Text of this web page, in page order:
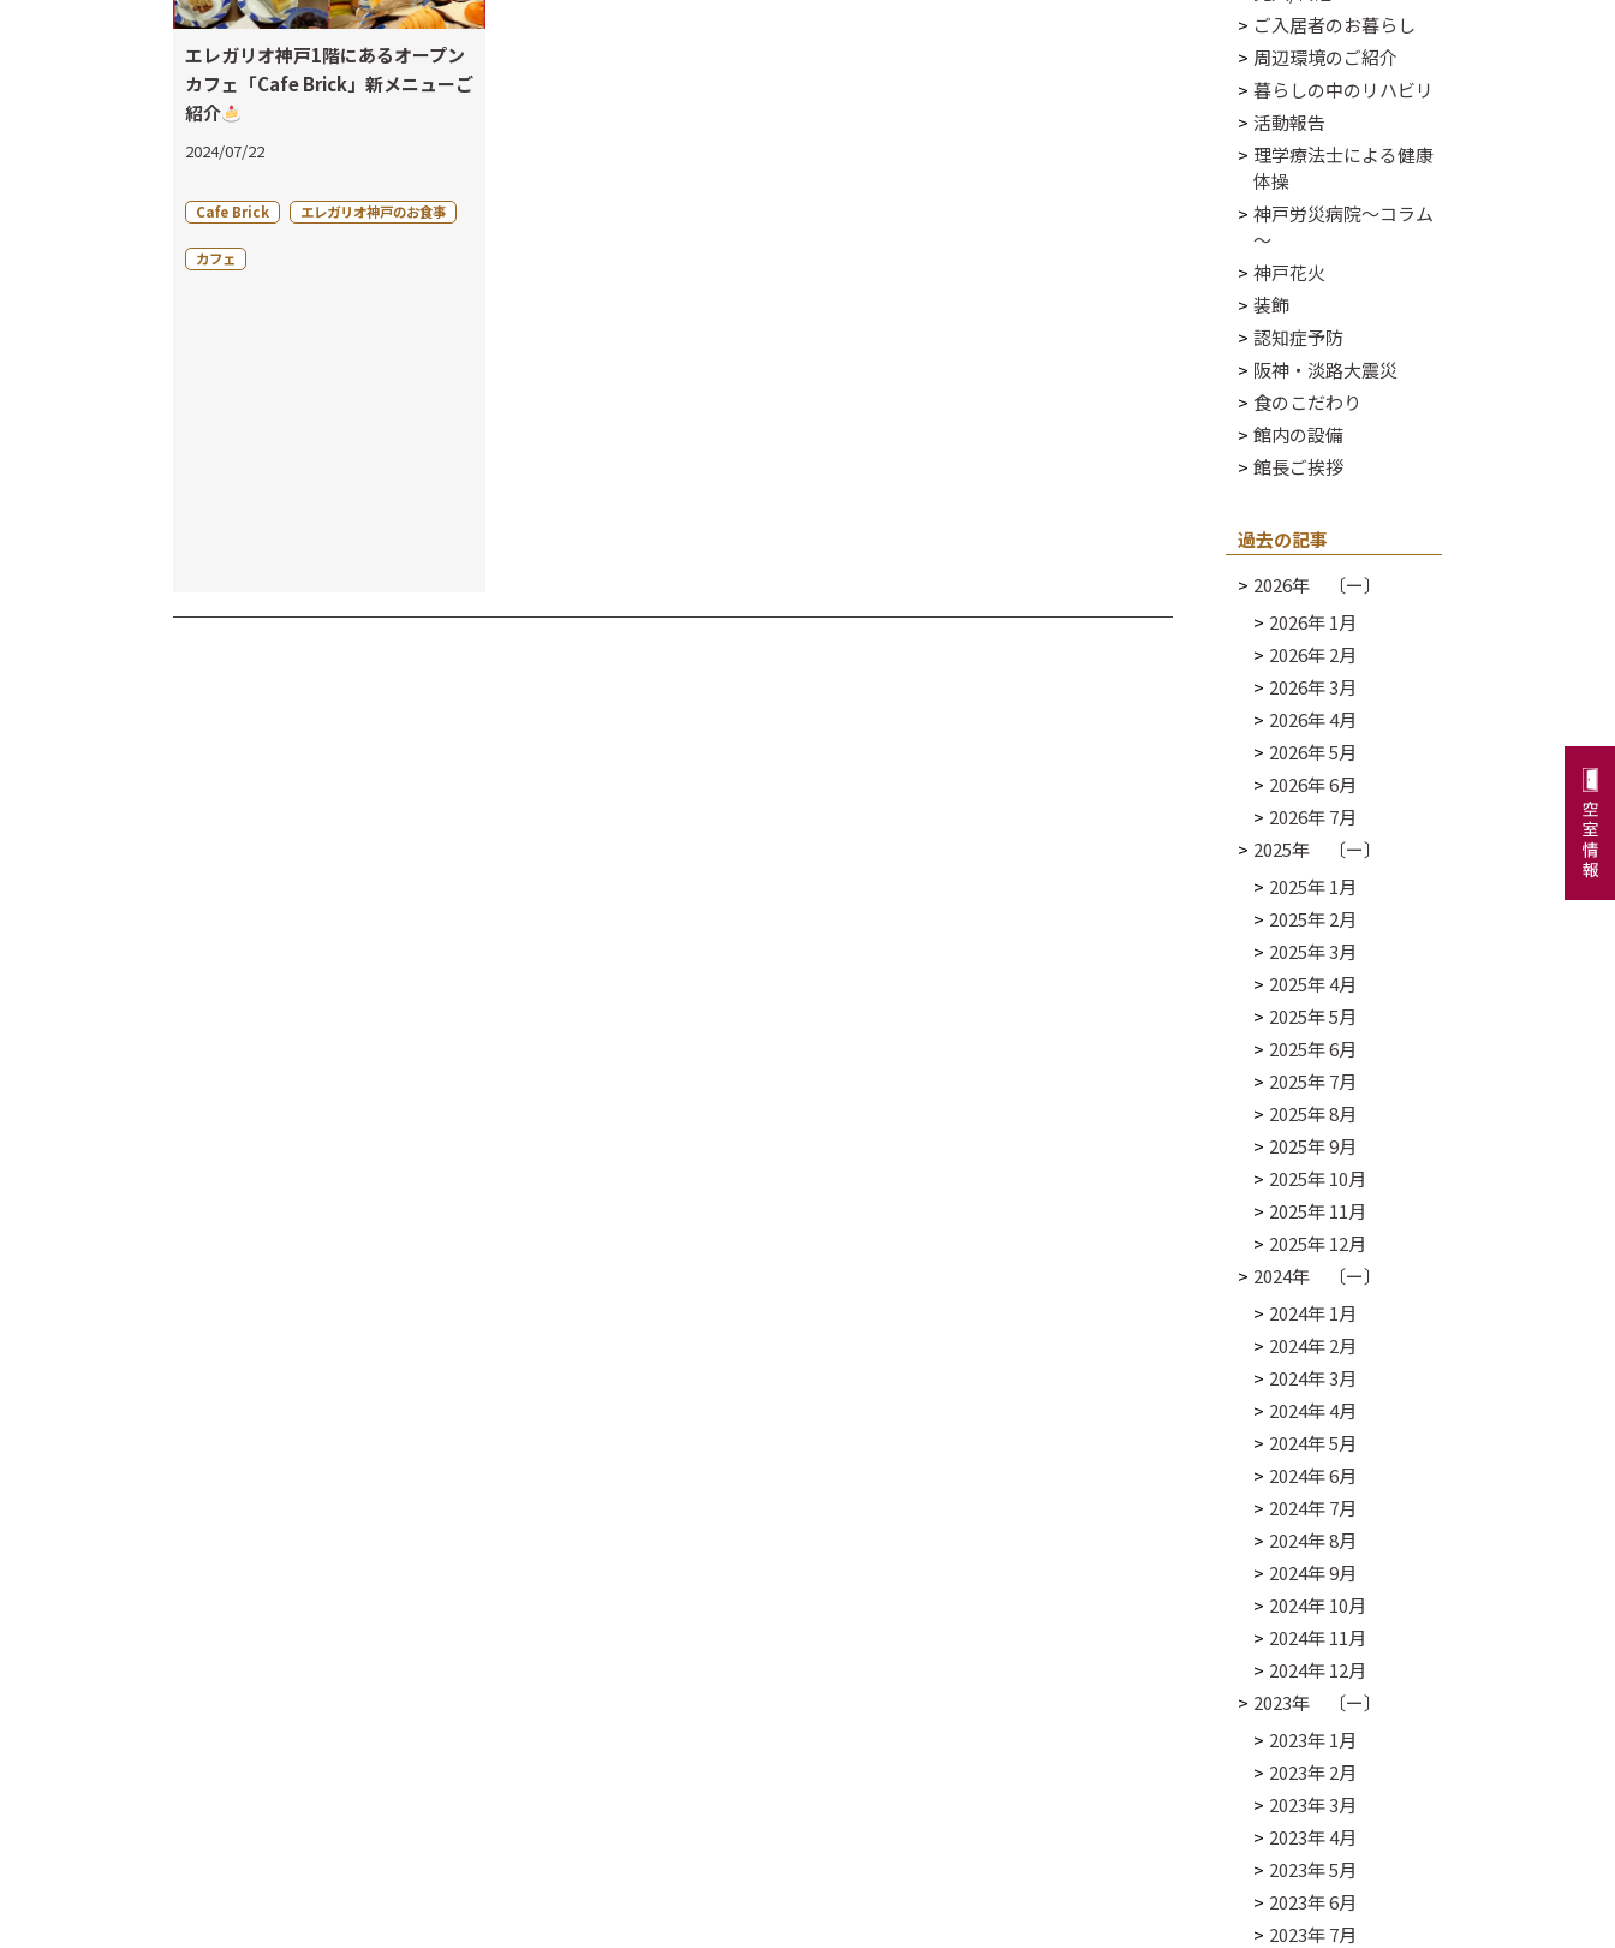
エレガリオ神戸1階にあるオープン
カフェ「Cafe Brick」新メニューご
紹介
2024/07/22
Cafe Brick エレガリオ神戸のお食事
カフェ
ご入居者のお暮らし
周辺環境のご紹介
暮らしの中のリハビリ
活動報告
理学療法士による健康
体操
神戸労災病院～コラム
～
神戸花火
装飾
認知症予防
阪神・淡路大震災
食のこだわり
館内の設備
館長ご挨拶
過去の記事
2026年 〔ー〕
2026年 1月
2026年 2月
2026年 3月
2026年 4月
2026年 5月
2026年 6月
2026年 7月
2025年 〔ー〕
2025年 1月
2025年 2月
2025年 3月
2025年 4月
2025年 5月
2025年 6月
2025年 7月
2025年 8月
2025年 9月
2025年 10月
2025年 11月
2025年 12月
2024年 〔ー〕
2024年 1月
2024年 2月
2024年 3月
2024年 4月
2024年 5月
2024年 6月
2024年 7月
2024年 8月
2024年 9月
2024年 10月
2024年 11月
2024年 12月
2023年 〔ー〕
2023年 1月
2023年 2月
2023年 3月
2023年 4月
2023年 5月
2023年 6月
2023年 7月